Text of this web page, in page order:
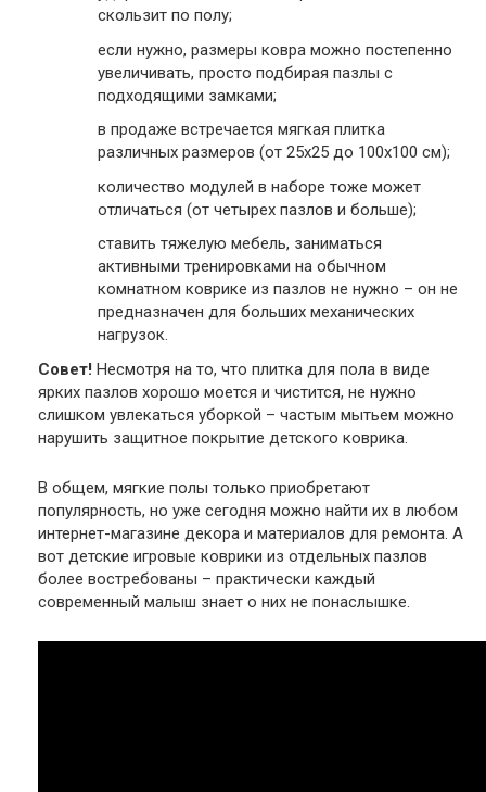
скользит по полу;
если нужно, размеры ковра можно постепенно
увеличивать, просто подбирая пазлы с
подходящими замками;
в продаже встречается мягкая плитка
различных размеров (от 25х25 до 100х100 см);
количество модулей в наборе тоже может
отличаться (от четырех пазлов и больше);
ставить тяжелую мебель, заниматься
активными тренировками на обычном
комнатном коврике из пазлов не нужно – он не
предназначен для больших механических
нагрузок.
Совет! Несмотря на то, что плитка для пола в виде
ярких пазлов хорошо моется и чистится, не нужно
слишком увлекаться уборкой – частым мытьем можно
нарушить защитное покрытие детского коврика.
В общем, мягкие полы только приобретают
популярность, но уже сегодня можно найти их в любом
интернет-магазине декора и материалов для ремонта. А
вот детские игровые коврики из отдельных пазлов
более востребованы – практически каждый
современный малыш знает о них не понаслышке.